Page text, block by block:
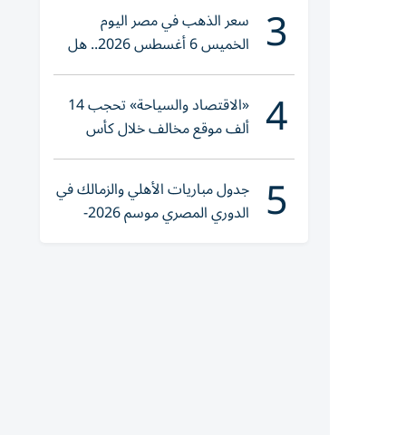
3 سعر الذهب في مصر اليوم
الخميس 6 أغسطس 2026.. هل
تنوي الشراء؟
4 «الاقتصاد والسياحة» تحجب 14
ألف موقع مخالف خلال كأس
العالم 2026
5 جدول مباريات الأهلي والزمالك في
الدوري المصري موسم 2026-